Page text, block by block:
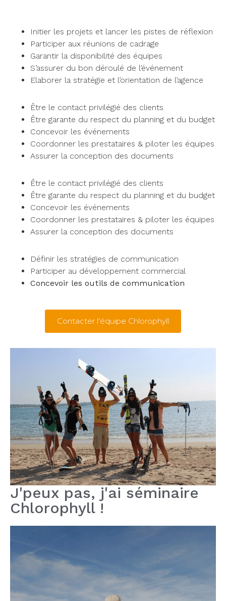
Initier les projets et lancer les pistes de réflexion
Participer aux réunions de cadrage
Garantir la disponibilité des équipes
S’assurer du bon déroulé de l’événement
Elaborer la stratégie et l’orientation de l’agence
Être le contact privilégié des clients
Être garante du respect du planning et du budget
Concevoir les événements
Coordonner les prestataires & piloter les équipes
Assurer la conception des documents
Être le contact privilégié des clients
Être garante du respect du planning et du budget
Concevoir les événements
Coordonner les prestataires & piloter les équipes
Assurer la conception des documents
Définir les stratégies de communication
Participer au développement commercial
Concevoir les outils de communication
Contacter l'équipe Chlorophyll
J'peux pas, j'ai séminaire
Chlorophyll !